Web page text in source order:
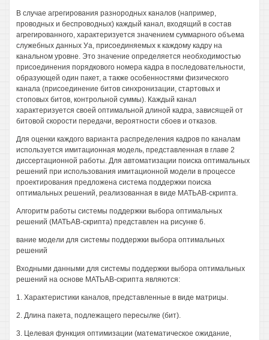
В случае агрегирования разнородных каналов (например,
проводных и беспроводных) каждый канал, входящий в состав
агрегированного, характеризуется значением суммарного объема
служебных данных Уа, присоединяемых к каждому кадру на
канальном уровне. Это значение определяется необходимостью
присоединения порядкового номера кадра в последовательности,
образующей один пакет, а также особенностями физического
канала (присоединение битов синхронизации, стартовых и
стоповых битов, контрольной суммы). Каждый канал
характеризуется своей оптимальной длиной кадра, зависящей от
битовой скорости передачи, вероятности сбоев и отказов.
Для оценки каждого варианта распределения кадров по каналам
используется имитационная модель, представленная в главе 2
диссертационной работы. Для автоматизации поиска оптимальных
решений при использования имитационной модели в процессе
проектирования предложена система поддержки поиска
оптимальных решений, реализованная в виде МАТЬАВ-скрипта.
Алгоритм работы системы поддержки выбора оптимальных
решений (МАТЬАВ-скрипта) представлен на рисунке 6.
вание модели для системы поддержки выбора оптимальных
решений
Входными данными для системы поддержки выбора оптимальных
решений на основе МАТЬАВ-скрипта являются:
1. Характеристики каналов, представленные в виде матрицы.
2. Длина пакета, подлежащего пересылке (бит).
3. Целевая функция оптимизации (математическое ожидание,